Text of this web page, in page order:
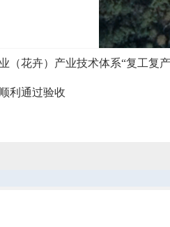
（花卉）产业技术体系“复工复
利通过验收